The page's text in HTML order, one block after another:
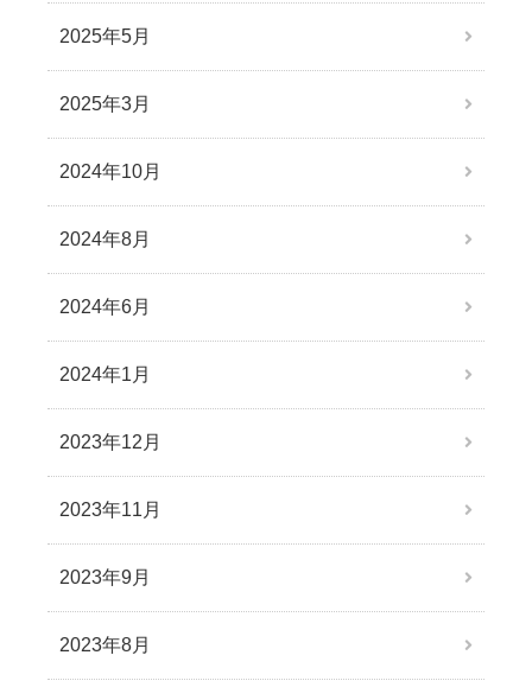
2025年5月
2025年3月
2024年10月
2024年8月
2024年6月
2024年1月
2023年12月
2023年11月
2023年9月
2023年8月